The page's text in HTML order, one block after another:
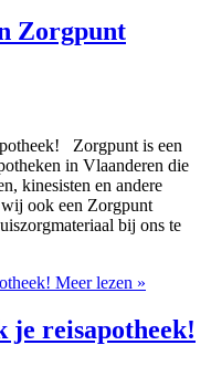
Zorgpunt
Zorgpunt is een
in Vlaanderen die
kinesisten en andere
ook een Zorgpunt
bij ons te
Meer lezen »
je reisapotheek!